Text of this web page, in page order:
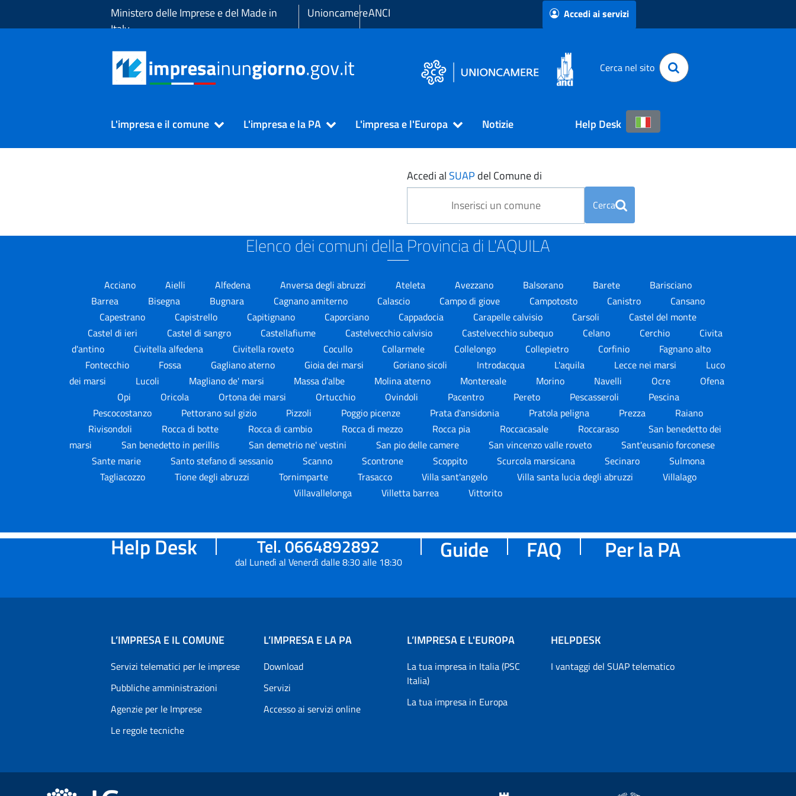
Ministero delle Imprese e del Made in
Italy
UnioncamereANCI Accedi ai servizi
Cerca nel sito
L'impresa e il comune L'impresa e la PA L'impresa e l'Europa Notizie Help Desk
Accedi al SUAP del Comune di
Cerca
Elenco dei comuni della Provincia di L'AQUILA
Acciano Aielli Alfedena Anversa degli abruzzi Ateleta Avezzano Balsorano Barete
Barisciano
Barrea
Bisegna Bugnara Cagnano amiterno Calascio Campo di giove Campotosto Canistro
Cansano
Capestrano
Capistrello Capitignano Caporciano Cappadocia Carapelle calvisio Carsoli
Castel del monte
Castel di ieri
Castel di sangro Castellafiume Castelvecchio calvisio Castelvecchio subequo Celano Cerchio
Civita
d'antino
Civitella alfedena Civitella roveto Cocullo Collarmele Collelongo Collepietro Corfinio
Fagnano alto
Fontecchio
Fossa Gagliano aterno Gioia dei marsi Goriano sicoli Introdacqua L'aquila Lecce nei marsi
Luco
dei marsi
Lucoli Magliano de' marsi Massa d'albe Molina aterno Montereale Morino Navelli Ocre
Ofena
Opi
Oricola Ortona dei marsi Ortucchio Ovindoli Pacentro Pereto Pescasseroli
Pescina
Pescocostanzo
Pettorano sul gizio Pizzoli Poggio picenze Prata d'ansidonia Pratola peligna Prezza
Raiano
Rivisondoli
Rocca di botte Rocca di cambio Rocca di mezzo Rocca pia Roccacasale Roccaraso
San benedetto dei
marsi
San benedetto in perillis San demetrio ne' vestini San pio delle camere San vincenzo valle roveto
Sant'eusanio forconese
Sante marie
Santo stefano di sessanio Scanno Scontrone Scoppito Scurcola marsicana Secinaro
Sulmona
Tagliacozzo
Tione degli abruzzi Tornimparte Trasacco Villa sant'angelo Villa santa lucia degli abruzzi
Villalago
Villavallelonga
Villetta barrea Vittorito
Help Desk Tel. 0664892892
dal Lunedì al Venerdì dalle 8:30 alle 18:30 Guide FAQ Per la PA
L’IMPRESA E IL COMUNE
Servizi telematici per le imprese
Pubbliche amministrazioni
Agenzie per le Imprese
Le regole tecniche
L’IMPRESA E LA PA
Download
Servizi
Accesso ai servizi online
L’IMPRESA E L'EUROPA
La tua impresa in Italia (PSC
Italia)
La tua impresa in Europa
HELPDESK
I vantaggi del SUAP telematico